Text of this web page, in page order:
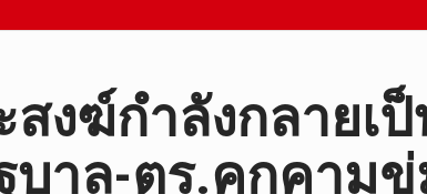
งฆ์กำลังกลายเ
บาล-ตร.คุกคาม